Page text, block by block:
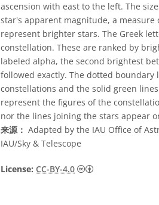
ascension with east to the left. The
star's apparent magnitude, a
represent brighter stars. The Greek
constellation. These are ranked by
labeled alpha, the second brightest
followed exactly. The dotted
constellations and the solid green
represent the figures of the
nor the lines joining the stars appear
来源： Adapted by the IAU Office of
IAU/Sky & Telescope
License: CC-BY-4.0 知识共享许可协